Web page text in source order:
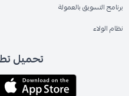
برنامج التسويق بالعمولة
نظام الولاء
تحميل